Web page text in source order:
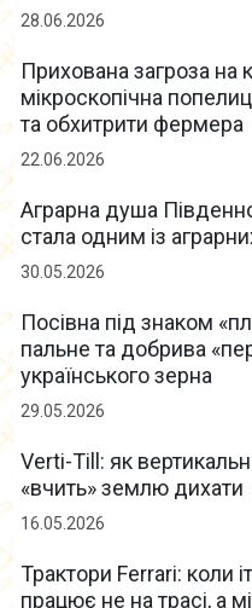
28.06.2026
Прихована загроза на
мікроскопічна
та обхитрити фермера
22.06.2026
Аграрна душа
стала одним із
30.05.2026
Посівна під знаком
пальне та добрива
українського зерна
29.05.2026
Verti-Till: як
«вчить» землю дихати
16.05.2026
Трактори Ferrari: коли
працює не на трасі, а